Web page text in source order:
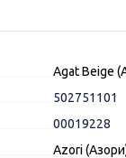
Agat Beige
502751101
00019228
Azori